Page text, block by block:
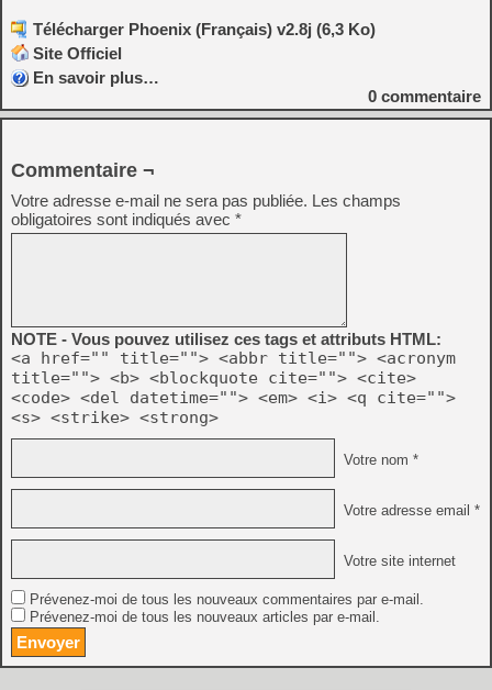
Télécharger Phoenix (Français) v2.8j (6,3 Ko)
Site Officiel
En savoir plus…
0 commentaire
Commentaire ¬
Votre adresse e-mail ne sera pas publiée. Les champs
obligatoires sont indiqués avec *
NOTE - Vous pouvez utilisez ces tags et attributs HTML:
<a href="" title=""> <abbr title=""> <acronym
title=""> <b> <blockquote cite=""> <cite>
<code> <del datetime=""> <em> <i> <q cite="">
<s> <strike> <strong>
Votre nom *
Votre adresse email *
Votre site internet
Prévenez-moi de tous les nouveaux commentaires par e-mail.
Prévenez-moi de tous les nouveaux articles par e-mail.